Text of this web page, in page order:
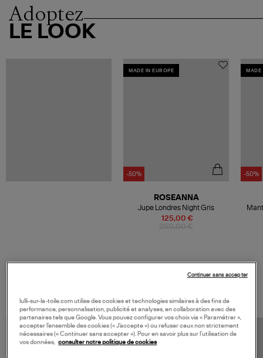
Adoptez
LE LOOK
MADE IN EUROPE
-50%
125,00 €
ROSEANNA
Jupe Londres Night Gris
MADE
-50%
lulli-sur-la-toile.com utilise des cookies et technologies similaires à des fins de
performance, personnalisation, publicité et analyses, en collaboration avec des
partenaires tels que Google. Vous pouvez configurer vos choix via « Paramétrer »,
accepter l’ensemble des cookies (« J’accepte ») ou refuser ceux non strictement
nécessaires (« Continuer sans accepter »). Pour en savoir plus sur l’utilisation de
vos données, consulter notre politique de cookies
Continuer sans accepter